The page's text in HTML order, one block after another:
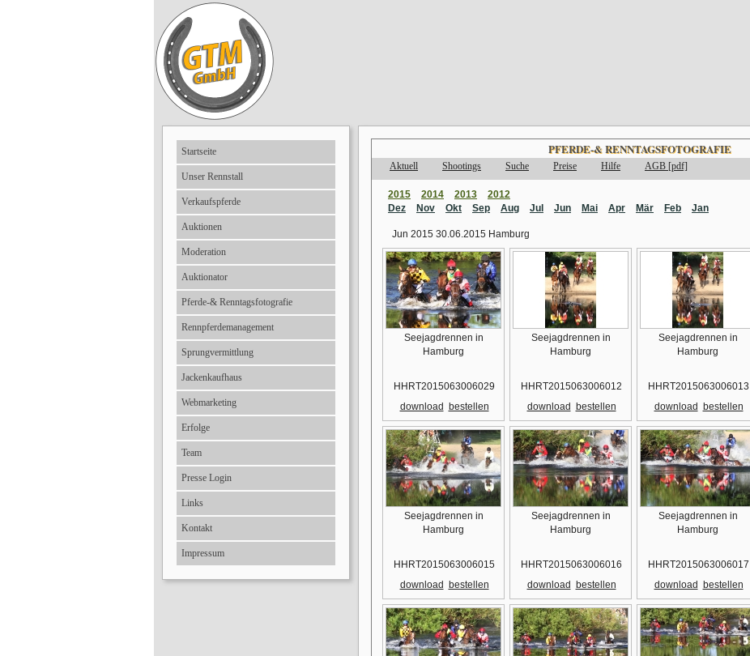
Startseite
Unser Rennstall
Verkaufspferde
Auktionen
Moderation
Auktionator
Pferde-& Renntagsfotografie
Rennpferdemanagement
Sprungvermittlung
Jackenkaufhaus
Webmarketing
Erfolge
Team
Presse Login
Links
Kontakt
Impressum
PFERDE-& RENNTAGSFOTOGRAFIE
Aktuell Shootings Suche Preise Hilfe AGB [pdf]
2015 2014 2013
2012
Dez
Nov Okt Sep Aug Jul Jun Mai Apr Mär Feb Jan
Jun 2015 30.06.2015 Hamburg
Seejagdrennen in
Hamburg
HHRT2015063006029
download
bestellen
Seejagdrennen in
Hamburg
HHRT2015063006012
download
bestellen
Seejagdrennen in
Hamburg
HHRT2015063006013
download
bestellen
Seejagdrennen in
Hamburg
HHRT2015063006015
download
bestellen
Seejagdrennen in
Hamburg
HHRT2015063006016
download
bestellen
Seejagdrennen in
Hamburg
HHRT2015063006017
download
bestellen